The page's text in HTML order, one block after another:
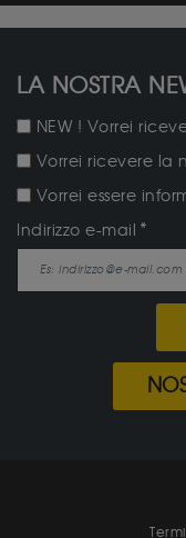
LA NOSTRA
NEW ! Vorrei
Vorrei ricevere la
Vorrei essere
Indirizzo e-mail